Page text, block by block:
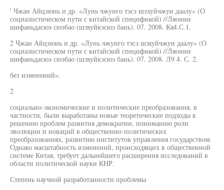
' Чжан Айцзюнь и др. «Лунь чжунго тэсэ шзхуйчжуи даалу» (О
социалистическом пути с китайской спецификой) //Ляонин
шифаньдасюэ сюэбао (шэхуйкэсюэ бань). 07. 2008. Кя4.С.1.
2 Чжан Айцзюнь и др. «Лунь чжунго тэсэ шэхуйчжуи даалу» (О
социалистическом пути с китайской спецификой) //Ляонин
шифаньдасюэ сюэбао (шэхуйкэсюэ бань). 07. 2008. Л9 4. С. 2.
без изменений».
2
социально-экономические и политические преобразования, в
частности, были выработаны новые теоретические подходы к
решению проблем развития демократии, пониманию роли
эволюции и новаций в общественно-политических
преобразованиях, развитию институтов управления государством.
Однако масштабность изменений, происходящих в общественной
системе Китая, требует дальнейшего расширения исследований в
области политической науки КНР.
Степень научной разработанности проблемы